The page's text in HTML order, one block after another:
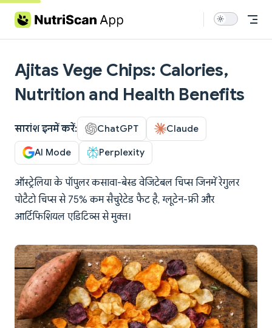
Skip to content
Ajitas Vege Chips: Calories,
Nutrition and Health Benefits
सारांश इनमें करें: ChatGPT Claude
AI Mode Perplexity
ऑस्ट्रेलिया के पॉपुलर कसावा-बेस्ड वेजिटेबल चिप्स जिनमें रेगुलर
पोटैटो चिप्स से 75% कम सैचुरेटेड फैट है, ग्लूटेन-फ्री और
आर्टिफिशियल एडिटिव्स से मुक्त।